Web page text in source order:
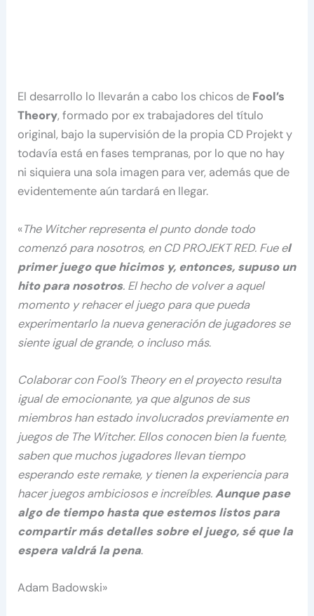
El desarrollo lo llevarán a cabo los chicos de Fool’s
Theory, formado por ex trabajadores del título
original, bajo la supervisión de la propia CD Projekt y
todavía está en fases tempranas, por lo que no hay
ni siquiera una sola imagen para ver, además que de
evidentemente aún tardará en llegar.
«The Witcher representa el punto donde todo
comenzó para nosotros, en CD PROJEKT RED. Fue el
primer juego que hicimos y, entonces, supuso un
hito para nosotros. El hecho de volver a aquel
momento y rehacer el juego para que pueda
experimentarlo la nueva generación de jugadores se
siente igual de grande, o incluso más.
Colaborar con Fool’s Theory en el proyecto resulta
igual de emocionante, ya que algunos de sus
miembros han estado involucrados previamente en
juegos de The Witcher. Ellos conocen bien la fuente,
saben que muchos jugadores llevan tiempo
esperando este remake, y tienen la experiencia para
hacer juegos ambiciosos e increíbles.Aunque pase
algo de tiempo hasta que estemos listos para
compartir más detalles sobre el juego, sé que la
espera valdrá la pena.
Adam Badowski»